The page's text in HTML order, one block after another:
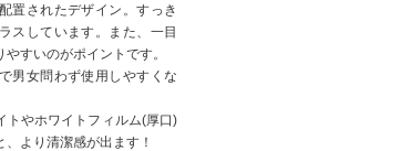
置されたデザイン。すっき
スしています。また、一目
すいのがポイントです。
男女問わず使用しやすくな
トやホワイトフィルム(厚口)
より清潔感が出ます！